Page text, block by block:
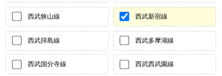
西武狭山線 西武新宿線
西武拝島線 西武多摩湖線
西武国分寺線 西武西武園線